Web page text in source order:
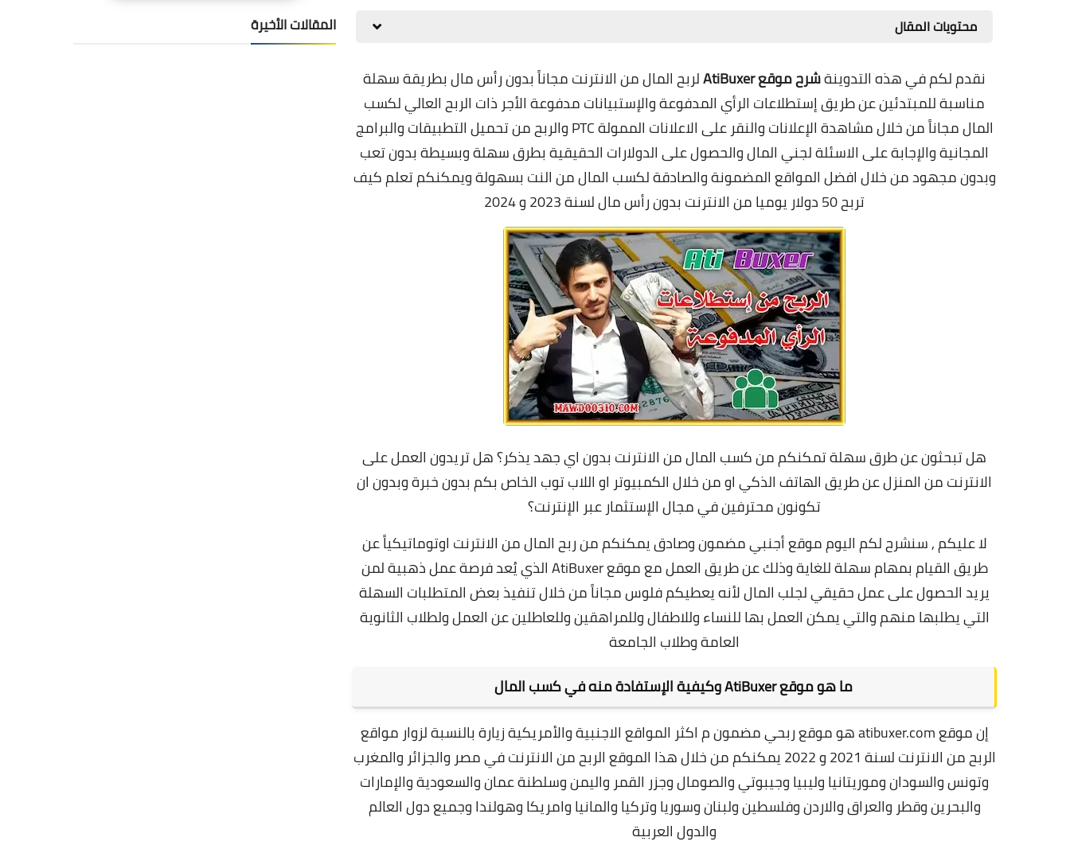
محتويات المقال
نقدم لكم في هذه التدوينةشرح موقع AtiBuxer
لربح المال من الانترنت مجاناً بدون رأس مال بطريقة سهلة
مناسبة للمبتدئين عن طريق إستطلاعات الرأي المدفوعة والإستبيانات مدفوعة الأجر ذات الربح العالي لكسب
المال مجاناً من خلال مشاهدة الإعلانات والنقر على الاعلانات الممولة PTC والربح من تحميل التطبيقات والبرامج
المجانية والإجابة على الاسئلة لجني المال والحصول على الدولارات الحقيقية بطرق سهلة وبسيطة بدون تعب
وبدون مجهود من خلال افضل المواقع المضمونة والصادقة لكسب المال من النت بسهولة ويمكنكم تعلمكيف
تربح 50 دولار يوميا من الانترنت بدون رأس مال
لسنة 2023 و 2024
هل تبحثون عن طرق سهلة تمكنكم من كسب المال من الانترنت بدون اي جهد يذكر؟ هل تريدون العمل على
الانترنت من المنزل عن طريق الهاتف الذكي او من خلال الكمبيوتر او اللاب توب الخاص بكم بدون خبرة وبدون ان
تكونون محترفين في مجال الإستثمار عبر الإنترنت؟
لا عليكم , سنشرح لكم اليوم موقع أجنبي مضمون وصادق يمكنكم من ربح المال من الانترنت اوتوماتيكياً عن
طريق القيام بمهام سهلة للغاية وذلك عن طريق العمل مع موقع AtiBuxer الذي يُعد فرصة عمل ذهبية لمن
يريد الحصول على عمل حقيقي لجلب المال لأنه يعطيكم فلوس مجاناً من خلال تنفيذ بعض المتطلبات السهلة
التي يطلبها منهم والتي يمكن العمل بها للنساء وللاطفال وللمراهقين وللعاطلين عن العمل ولطلاب الثانوية
العامة وطلاب الجامعة
ما هو موقع AtiBuxer وكيفية الإستفادة منه في كسب المال
إن موقع atibuxer.com هو موقع ربحي مضمون م اكثر المواقع الاجنبية والأمريكية زيارة بالنسبة لزوار مواقع
الربح من الانترنت لسنة 2021 و 2022 يمكنكم من خلال هذا الموقع الربح من الانترنت في مصر والجزائر والمغرب
وتونس والسودان وموريتانيا وليبيا وجيبوتي والصومال وجزر القمر واليمن وسلطنة عمان والسعودية والإمارات
والبحرين وقطر والعراق والاردن وفلسطين ولبنان وسوريا وتركيا والمانيا وامريكا وهولندا وجميع دول العالم
والدول العربية
المقالات الأخيرة